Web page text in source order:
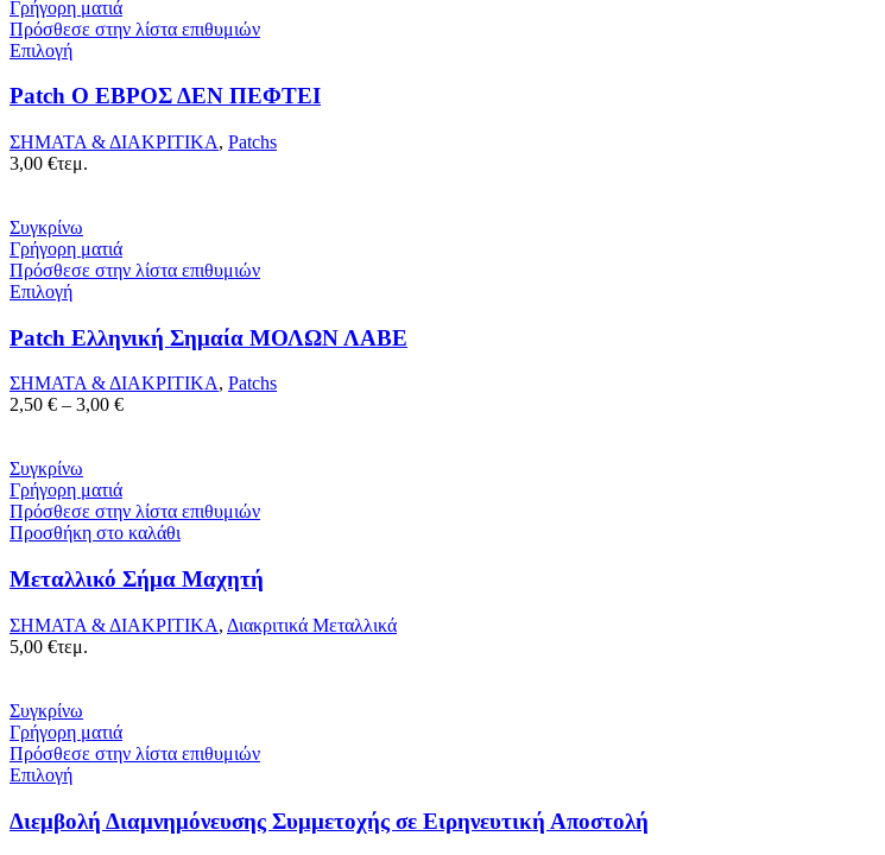
Γρήγορη ματιά
Πρόσθεσε στην λίστα επιθυμιών
Επιλογή
Patch Ο ΕΒΡΟΣ ΔΕΝ ΠΕΦΤΕΙ
ΣΗΜΑΤΑ & ΔΙΑΚΡΙΤΙΚΑ, Patchs
3,00 €τεμ.
Συγκρίνω
Γρήγορη ματιά
Πρόσθεσε στην λίστα επιθυμιών
Επιλογή
Patch Ελληνική Σημαία ΜΟΛΩΝ ΛΑΒΕ
ΣΗΜΑΤΑ & ΔΙΑΚΡΙΤΙΚΑ, Patchs
2,50 € – 3,00 €Price
Συγκρίνω
Γρήγορη ματιά
Πρόσθεσε στην λίστα επιθυμιών
Προσθήκη στο καλάθι
Μεταλλικό Σήμα Μαχητή
ΣΗΜΑΤΑ & ΔΙΑΚΡΙΤΙΚΑ, Διακριτικά Μεταλλικά
5,00 €τεμ.
Συγκρίνω
Γρήγορη ματιά
Πρόσθεσε στην λίστα επιθυμιών
Επιλογή
Διεμβολή Διαμνημόνευσης Συμμετοχής σε Ειρηνευτική Αποστολή